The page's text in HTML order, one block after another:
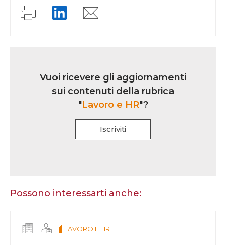
iscrizioneVuoi ricevere gli aggiornamenti
sui contenuti della rubrica
"Lavoro e HR"?
Iscriviti
essere
questo
campo
Possono interessarti anche:
LAVORO E HR